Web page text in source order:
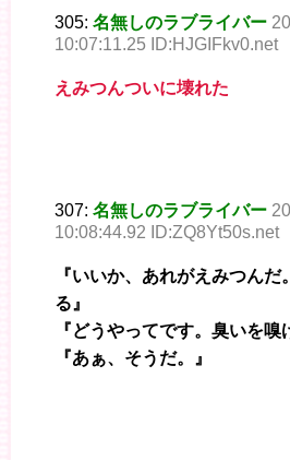
305: 名無しのラブライバー
10:07:11.25 ID:HJGIFkv0.net
えみつんついに壊れた
307: 名無しのラブライバー
10:08:44.92 ID:ZQ8Yt50s.net
『いいか、あれがえみつん
る』
『どうやってです。臭いを嗅
『あぁ、そうだ。』